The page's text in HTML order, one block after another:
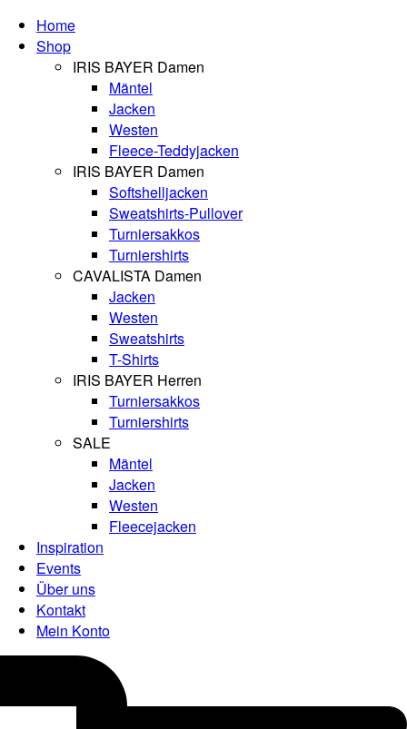
Home
Shop
IRIS BAYER Damen
Mäntel
Jacken
Westen
Fleece-Teddyjacken
IRIS BAYER Damen
Softshelljacken
Sweatshirts-Pullover
Turniersakkos
Turniershirts
CAVALISTA Damen
Jacken
Westen
Sweatshirts
T-Shirts
IRIS BAYER Herren
Turniersakkos
Turniershirts
SALE
Mäntel
Jacken
Westen
Fleecejacken
Inspiration
Events
Über uns
Kontakt
Mein Konto